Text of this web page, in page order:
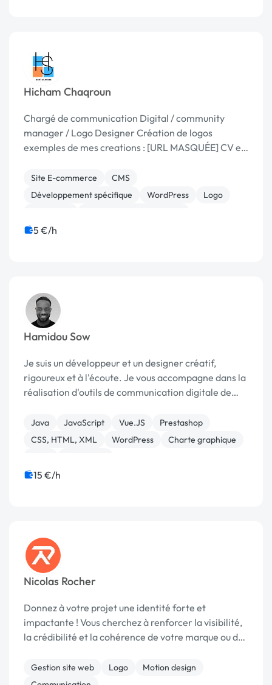
Hicham Chaqroun
Chargé de communication Digital / community
manager / Logo Designer Création de logos
exemples de mes creations : [URL MASQUÉE] CV et
facebook : [URL MASQUÉE] Mon watsapp : Poste
actu...
Site E-commerce
CMS
Développement spécifique
WordPress
Logo
5 €/h
Hamidou Sow
Je suis un développeur et un designer créatif,
rigoureux et à l'écoute. Je vous accompagne dans la
réalisation d'outils de communication digitale de
maquette responsive ...
Java JavaScript Vue.JS
Prestashop
CSS, HTML, XML
WordPress
Charte graphique
15 €/h
Nicolas Rocher
Donnez à votre projet une identité forte et
impactante ! Vous cherchez à renforcer la visibilité,
la crédibilité et la cohérence de votre marque ou de
visuelle percutante qui attire votre audienc...
Gestion site web Logo
Motion design